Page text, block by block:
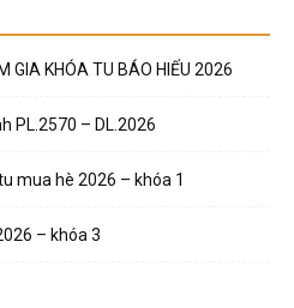
GIA KHÓA TU BÁO HIẾU 2026
PL.2570 – DL.2026
mua hè 2026 – khóa 1
– khóa 3